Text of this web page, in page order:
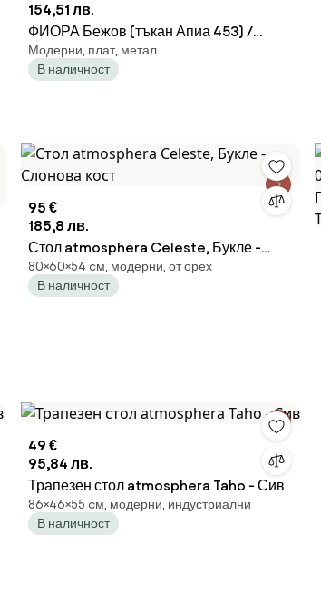
154,51 лв.
ФИОРА Бежов (тъкан Апиа 453) /
черни крака – МОДЕРЕН ТАПИЦИРАН
С ЧЕНИЛ СТОЛ ЗА ДНЕВНА/
Модерни, плат, метал
В наличност
95 €
185,8 лв.
Стол atmosphera Celeste, Букле -
Слонова кост
80×60×54 cм, модерни, от орех
В наличност
49 €
95,84 лв.
Трапезен стол atmosphera Taho - Сив
86×46×55 cм, модерни, индустриални
В наличност